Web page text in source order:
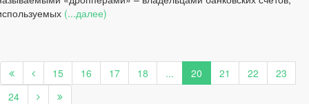
(...далее)
15 16 17 18 ... 20 21 22
23
24